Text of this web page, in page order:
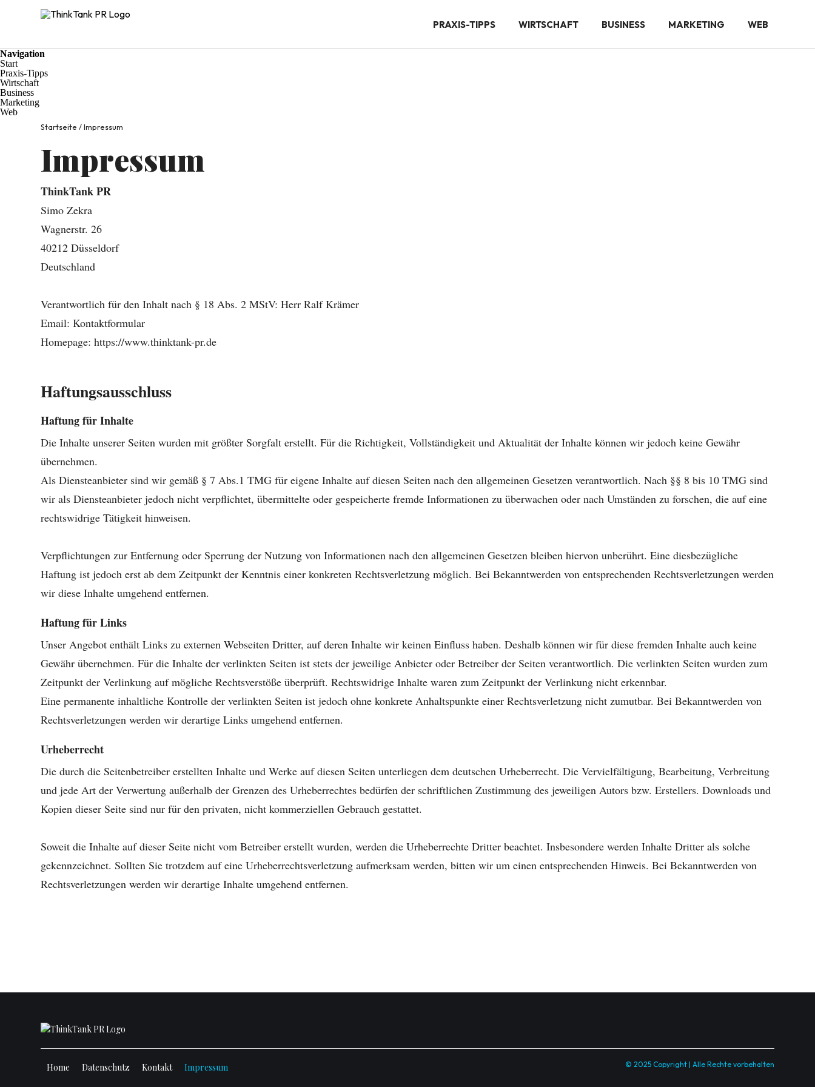
PRAXIS-TIPPS WIRTSCHAFT BUSINESS MARKETING WEB
Navigation
Start
Praxis-Tipps
Wirtschaft
Business
Marketing
Web
Startseite /Impressum
Impressum
ThinkTank PR
Simo Zekra
Wagnerstr. 26
40212 Düsseldorf
Deutschland
Verantwortlich für den Inhalt nach § 18 Abs. 2 MStV: Herr Ralf Krämer
Email: Kontaktformular
Homepage: https://www.thinktank-pr.de
Haftungsausschluss
Haftung für Inhalte
Die Inhalte unserer Seiten wurden mit größter Sorgfalt erstellt. Für die Richtigkeit, Vollständigkeit und Aktualität der Inhalte können wir jedoch keine Gewähr
übernehmen.
Als Diensteanbieter sind wir gemäß § 7 Abs.1 TMG für eigene Inhalte auf diesen Seiten nach den allgemeinen Gesetzen verantwortlich. Nach §§ 8 bis 10 TMG sind
wir als Diensteanbieter jedoch nicht verpflichtet, übermittelte oder gespeicherte fremde Informationen zu überwachen oder nach Umständen zu forschen, die auf eine
rechtswidrige Tätigkeit hinweisen.
Verpflichtungen zur Entfernung oder Sperrung der Nutzung von Informationen nach den allgemeinen Gesetzen bleiben hiervon unberührt. Eine diesbezügliche
Haftung ist jedoch erst ab dem Zeitpunkt der Kenntnis einer konkreten Rechtsverletzung möglich. Bei Bekanntwerden von entsprechenden Rechtsverletzungen werden
wir diese Inhalte umgehend entfernen.
Haftung für Links
Unser Angebot enthält Links zu externen Webseiten Dritter, auf deren Inhalte wir keinen Einfluss haben. Deshalb können wir für diese fremden Inhalte auch keine
Gewähr übernehmen. Für die Inhalte der verlinkten Seiten ist stets der jeweilige Anbieter oder Betreiber der Seiten verantwortlich. Die verlinkten Seiten wurden zum
Zeitpunkt der Verlinkung auf mögliche Rechtsverstöße überprüft. Rechtswidrige Inhalte waren zum Zeitpunkt der Verlinkung nicht erkennbar.
Eine permanente inhaltliche Kontrolle der verlinkten Seiten ist jedoch ohne konkrete Anhaltspunkte einer Rechtsverletzung nicht zumutbar. Bei Bekanntwerden von
Rechtsverletzungen werden wir derartige Links umgehend entfernen.
Urheberrecht
Die durch die Seitenbetreiber erstellten Inhalte und Werke auf diesen Seiten unterliegen dem deutschen Urheberrecht. Die Vervielfältigung, Bearbeitung, Verbreitung
und jede Art der Verwertung außerhalb der Grenzen des Urheberrechtes bedürfen der schriftlichen Zustimmung des jeweiligen Autors bzw. Erstellers. Downloads und
Kopien dieser Seite sind nur für den privaten, nicht kommerziellen Gebrauch gestattet.
Soweit die Inhalte auf dieser Seite nicht vom Betreiber erstellt wurden, werden die Urheberrechte Dritter beachtet. Insbesondere werden Inhalte Dritter als solche
gekennzeichnet. Sollten Sie trotzdem auf eine Urheberrechtsverletzung aufmerksam werden, bitten wir um einen entsprechenden Hinweis. Bei Bekanntwerden von
Rechtsverletzungen werden wir derartige Inhalte umgehend entfernen.
Home Datenschutz Kontakt Impressum © 2025 Copyright | Alle Rechte vorbehalten